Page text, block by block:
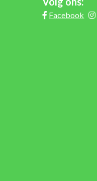
Facebook